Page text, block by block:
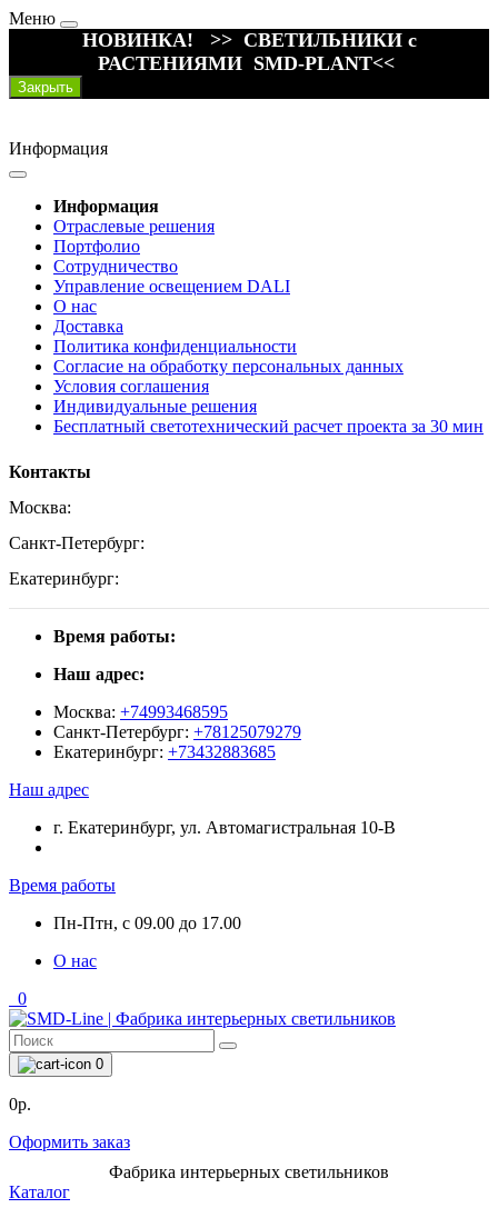
Меню
НОВИНКА! >> СВЕТИЛЬНИКИ с
РАСТЕНИЯМИ SMD-PLANT<<
Закрыть
Информация
Информация
Отраслевые решения
Портфолио
Сотрудничество
Управление освещением DALI
О нас
Доставка
Политика конфиденциальности
Согласие на обработку персональных данных
Условия соглашения
Индивидуальные решения
Бесплатный светотехнический расчет проекта за 30 мин
Контакты
Москва:
Санкт-Петербург:
Екатеринбург:
Время работы:
Наш адрес:
Москва: +74993468595
Санкт-Петербург: +78125079279
Екатеринбург: +73432883685
Наш адрес
г. Екатеринбург, ул. Автомагистральная 10-В
Время работы
Пн-Птн, с 09.00 до 17.00
О нас
0
0
0р.
Оформить заказ
Фабрика интерьерных светильников
Каталог